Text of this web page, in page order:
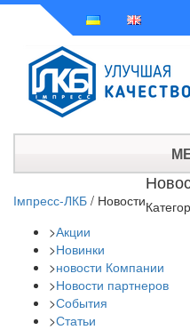
Імпресс-ЛКБ / Новости
>Акции
>Новинки
>новости Компании
>Новости партнеров
>События
>Статьи